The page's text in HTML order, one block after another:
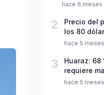
hace 6 meses
2
Precio del
los 80
hace 5 meses
3
Huaraz:
requiere
de inicio
hace 5 meses